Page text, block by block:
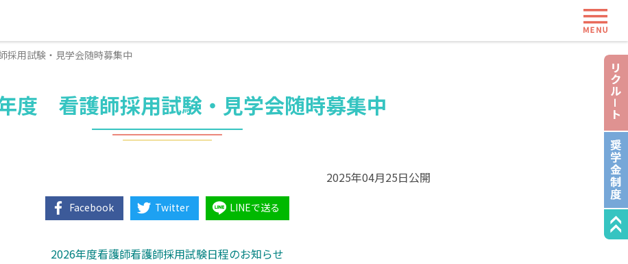
用試験・見学会随時募集中
度 看護師採用試験・見学会随時募集中
2025年04月25日公開
Facebook Twitter LINEで送る
2026年度看護師看護師採用試験日程のお知らせ